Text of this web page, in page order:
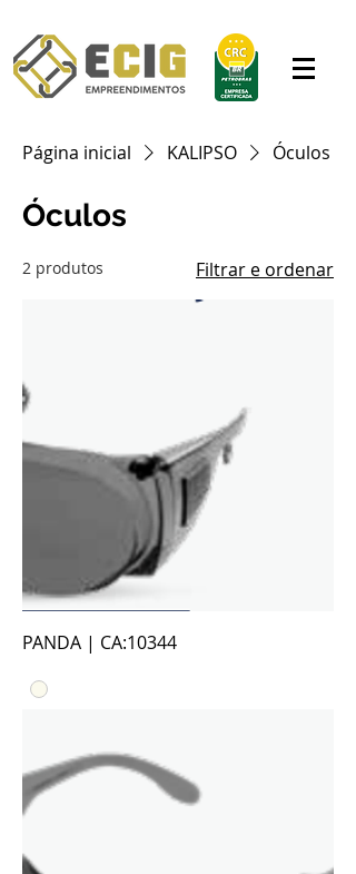
Página inicial KALIPSO Óculos
Óculos
2 produtos Filtrar e ordenar
PANDA | CA:10344